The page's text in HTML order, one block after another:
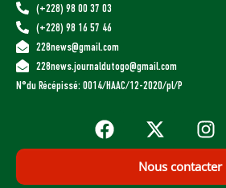
(+228) 98 00 37 03
(+228) 98 16 57 46
228news@gmail.com
228news.journaldutogo@gmail.com
N°du Récépissé: 0014/HAAC/12-2020/pl/P
Nous contacter